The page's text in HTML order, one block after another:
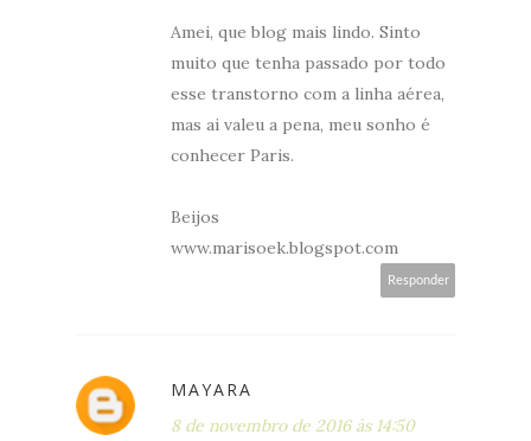
Amei, que blog mais lindo. Sinto
muito que tenha passado por todo
esse transtorno com a linha aérea,
mas ai valeu a pena, meu sonho é
conhecer Paris.
Beijos
www.marisoek.blogspot.com
Responder
MAYARA
8 de novembro de 2016 às 14:50